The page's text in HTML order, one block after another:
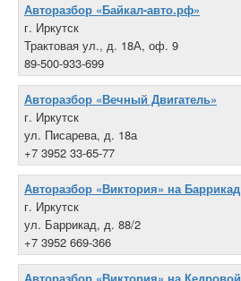
Авторазбор «Байкал-авто.рф»
г. Иркутск
Трактовая ул., д. 18А, оф. 9
89-500-933-699
Авторазбор «Вечный Двигатель»
г. Иркутск
ул. Писарева, д. 18а
+7 3952 33-65-77
Авторазбор «Виктория» на Баррикад
г. Иркутск
ул. Баррикад, д. 88/2
+7 3952 669-366